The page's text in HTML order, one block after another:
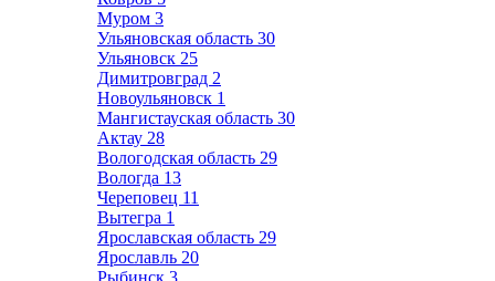
Муром 3
Ульяновская область 30
Ульяновск 25
Димитровград 2
Новоульяновск 1
Мангистауская область 30
Актау 28
Вологодская область 29
Вологда 13
Череповец 11
Вытегра 1
Ярославская область 29
Ярославль 20
Рыбинск 3